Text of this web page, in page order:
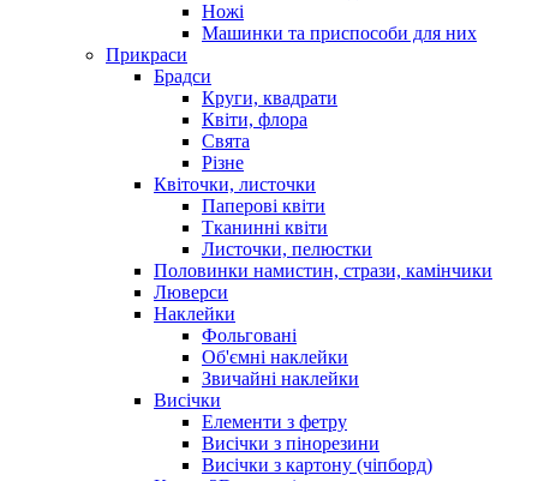
Ножі
Машинки та приспособи для них
Прикраси
Брадси
Круги, квадрати
Квіти, флора
Свята
Різне
Квіточки, листочки
Паперові квіти
Тканинні квіти
Листочки, пелюстки
Половинки намистин, стрази, камінчики
Люверси
Наклейки
Фольговані
Об'ємні наклейки
Звичайні наклейки
Висічки
Елементи з фетру
Висічки з пінорезини
Висічки з картону (чіпборд)